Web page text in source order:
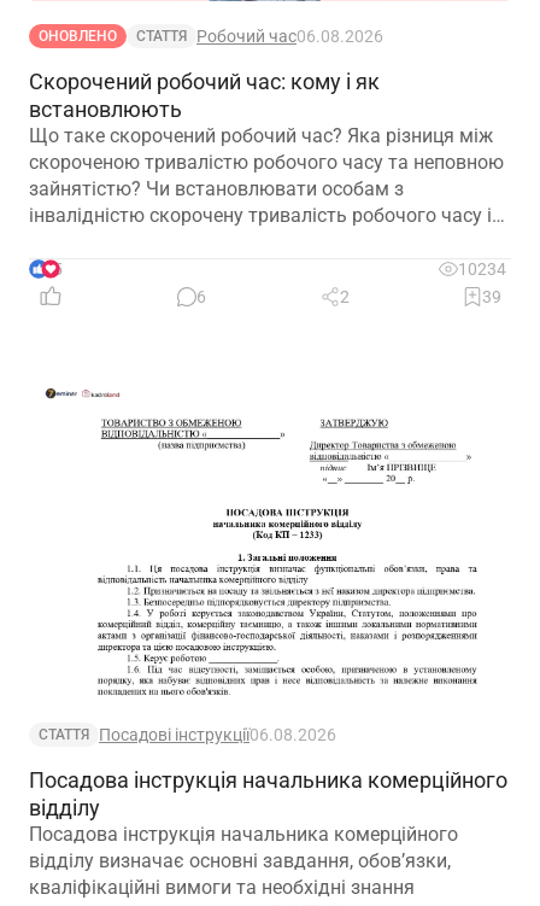
ОНОВЛЕНО СТАТТЯ Робочий час06.08.2026
Скорочений робочий час: кому і як
встановлюють
Що таке скорочений робочий час? Яка різниця між
скороченою тривалістю робочого часу та неповною
зайнятістю? Чи встановлювати особам з
інвалідністю скорочену тривалість робочого часу і
передбачено встановлення скороченого робочого
часу? І особливо актуальне запитання: чи потрібно
5
10234
6
2 39
СТАТТЯ Посадові інструкції06.08.2026
Посадова інструкція начальника комерційного
відділу
Посадова інструкція начальника комерційного
відділу визначає основні завдання, обов’язки,
кваліфікаційні вимоги та необхідні знання